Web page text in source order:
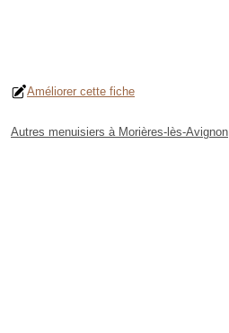
Améliorer cette fiche
Autres menuisiers à Morières-lès-Avignon